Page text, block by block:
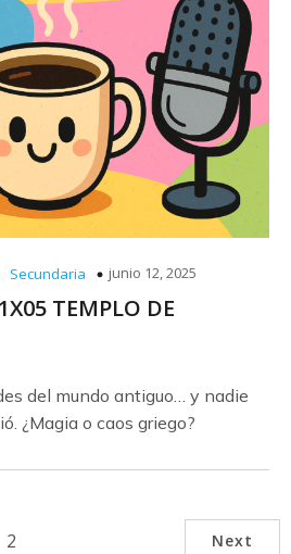
Secundaria junio 12, 2025
TEMPLO DE
del mundo antiguo… y nadie
¿Magia o caos griego?
2 Next